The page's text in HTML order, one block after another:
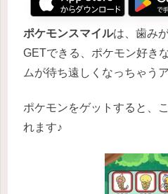
ポケモンスマイルは、歯み
GETできる、ポケモン好き
ムが待ち遠しくなっちゃう
ポケモンをゲットすると、
れます♪